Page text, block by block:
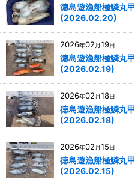
徳島遊漁船極鱗丸
(2026.02.20)
2026年02 月19日
徳島遊漁船極鱗丸
(2026.02.19)
2026年02 月18日
徳島遊漁船極鱗丸
(2026.02.18)
2026年02 月15日
徳島遊漁船極鱗丸
(2026.02.15)